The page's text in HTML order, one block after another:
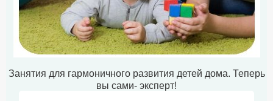
Занятия для гармоничного развития детей дома. Теперь
вы сами- эксперт!